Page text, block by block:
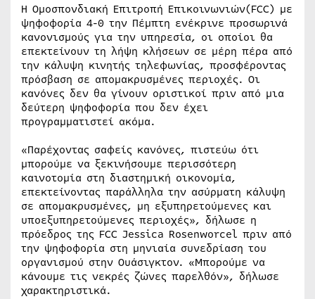
Η Ομοσπονδιακή Επιτροπή Επικοινωνιών(FCC) με
ψηφοφορία 4-0 την Πέμπτη ενέκρινε προσωρινά
κανονισμούς για την υπηρεσία, οι οποίοι θα
επεκτείνουν τη λήψη κλήσεων σε μέρη πέρα ​​από
την κάλυψη κινητής τηλεφωνίας, προσφέροντας
πρόσβαση σε απομακρυσμένες περιοχές. Οι
κανόνες δεν θα γίνουν οριστικοί πριν από μια
δεύτερη ψηφοφορία που δεν έχει
προγραμματιστεί ακόμα.
«Παρέχοντας σαφείς κανόνες, πιστεύω ότι
μπορούμε να ξεκινήσουμε περισσότερη
καινοτομία στη διαστημική οικονομία,
επεκτείνοντας παράλληλα την ασύρματη κάλυψη
σε απομακρυσμένες, μη εξυπηρετούμενες και
υποεξυπηρετούμενες περιοχές», δήλωσε η
πρόεδρος της FCC Jessica Rosenworcel πριν από
την ψηφοφορία στη μηνιαία συνεδρίαση του
οργανισμού στην Ουάσιγκτον. «Μπορούμε να
κάνουμε τις νεκρές ζώνες παρελθόν», δήλωσε
χαρακτηριστικά.